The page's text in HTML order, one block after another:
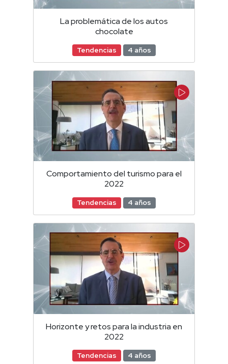
La problemática de los autos
chocolate
Tendencias 4 años
Comportamiento del turismo para el
2022
Tendencias 4 años
Horizonte y retos para la industria en
2022
Tendencias 4 años